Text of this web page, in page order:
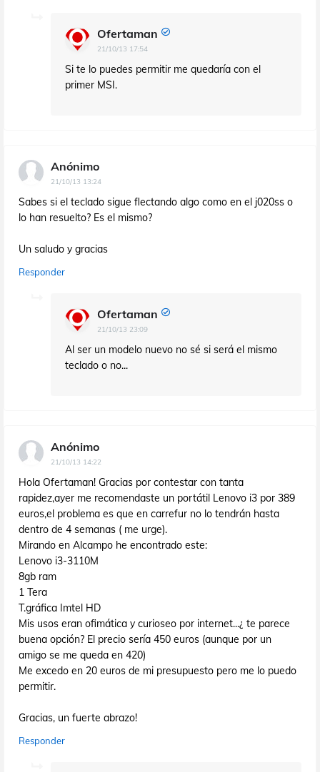
Ofertaman
21/10/13 17:54
Si te lo puedes permitir me quedaría con el
primer MSI.
Anónimo
21/10/13 13:24
Sabes si el teclado sigue flectando algo como en el j020ss o
lo han resuelto? Es el mismo?
Un saludo y gracias
Responder
Ofertaman
21/10/13 23:09
Al ser un modelo nuevo no sé si será el mismo
teclado o no...
Anónimo
21/10/13 14:22
Hola Ofertaman! Gracias por contestar con tanta
rapidez,ayer me recomendaste un portátil Lenovo i3 por 389
euros,el problema es que en carrefur no lo tendrán hasta
dentro de 4 semanas ( me urge).
Mirando en Alcampo he encontrado este:
Lenovo i3-3110M
8gb ram
1 Tera
T.gráfica Imtel HD
Mis usos eran ofimática y curioseo por internet...¿ te parece
buena opción? El precio sería 450 euros (aunque por un
amigo se me queda en 420)
Me excedo en 20 euros de mi presupuesto pero me lo puedo
permitir.
Gracias, un fuerte abrazo!
Responder